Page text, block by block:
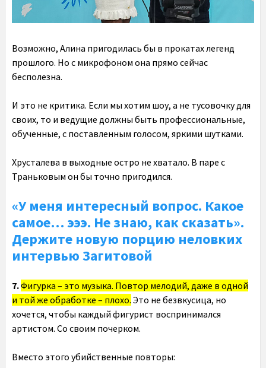
Возможно, Алина пригодилась бы в прокатах легенд
прошлого. Но с микрофоном она прямо сейчас
бесполезна.
И это не критика. Если мы хотим шоу, а не тусовочку для
своих, то и ведущие должны быть профессиональные,
обученные, с поставленным голосом, яркими шутками.
Хрусталева в выходные остро не хватало. В паре с
Траньковым он бы точно пригодился.
«У меня интересный вопрос. Какое
самое… эээ. Не знаю, как сказать».
Держите новую порцию неловких
интервью Загитовой
7.Фигурка – это музыка. Повтор мелодий, даже в одной
и той же обработке – плохо. Это не безвкусица, но
хочется, чтобы каждый фигурист воспринимался
артистом. Со своим почерком.
Вместо этого убийственные повторы: